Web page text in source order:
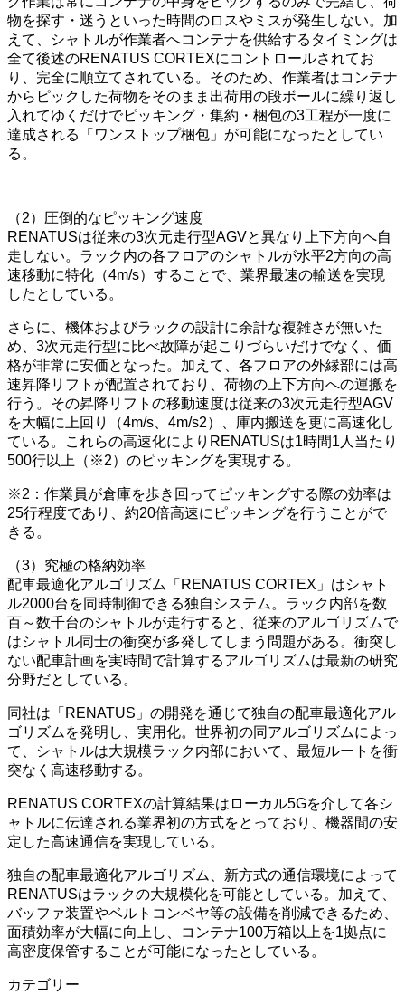
物を探す・迷うといった時間のロスやミスが発生しない。加
えて、シャトルが作業者へコンテナを供給するタイミングは
全て後述のRENATUS CORTEXにコントロールされてお
り、完全に順立てされている。そのため、作業者はコンテナ
からピックした荷物をそのまま出荷用の段ボールに繰り返し
入れてゆくだけでピッキング・集約・梱包の3工程が一度に
達成される「ワンストップ梱包」が可能になったとしてい
る。
（2）圧倒的なピッキング速度
RENATUSは従来の3次元走行型AGVと異なり上下方向へ自
走しない。ラック内の各フロアのシャトルが水平2方向の高
速移動に特化（4m/s）することで、業界最速の輸送を実現
したとしている。
さらに、機体およびラックの設計に余計な複雑さが無いた
め、3次元走行型に比べ故障が起こりづらいだけでなく、価
格が非常に安価となった。加えて、各フロアの外縁部には高
速昇降リフトが配置されており、荷物の上下方向への運搬を
行う。その昇降リフトの移動速度は従来の3次元走行型AGV
を大幅に上回り（4m/s、4m/s2）、庫内搬送を更に高速化し
ている。これらの高速化によりRENATUSは1時間1人当たり
500行以上（※2）のピッキングを実現する。
※2：作業員が倉庫を歩き回ってピッキングする際の効率は
25行程度であり、約20倍高速にピッキングを行うことがで
きる。
（3）究極の格納効率
配車最適化アルゴリズム「RENATUS CORTEX」はシャト
ル2000台を同時制御できる独自システム。ラック内部を数
百～数千台のシャトルが走行すると、従来のアルゴリズムで
はシャトル同士の衝突が多発してしまう問題がある。衝突し
ない配車計画を実時間で計算するアルゴリズムは最新の研究
分野だとしている。
同社は「RENATUS」の開発を通じて独自の配車最適化アル
ゴリズムを発明し、実用化。世界初の同アルゴリズムによっ
て、シャトルは大規模ラック内部において、最短ルートを衝
突なく高速移動する。
RENATUS CORTEXの計算結果はローカル5Gを介して各シ
ャトルに伝達される業界初の方式をとっており、機器間の安
定した高速通信を実現している。
独自の配車最適化アルゴリズム、新方式の通信環境によって
RENATUSはラックの大規模化を可能としている。加えて、
バッファ装置やベルトコンベヤ等の設備を削減できるため、
面積効率が大幅に向上し、コンテナ100万箱以上を1拠点に
高密度保管することが可能になったとしている。
カテゴリー